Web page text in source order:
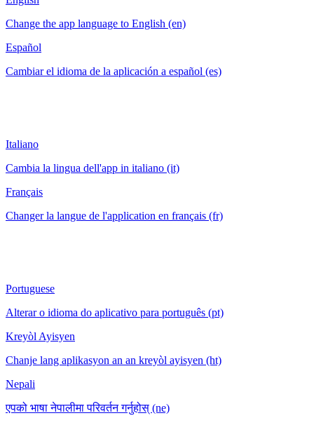
Change the app language to English (en)
Español
Cambiar el idioma de la aplicación a español (es)
Italiano
Cambia la lingua dell'app in italiano (it)
Français
Changer la langue de l'application en français (fr)
Portuguese
Alterar o idioma do aplicativo para português (pt)
Kreyòl Ayisyen
Chanje lang aplikasyon an an kreyòl ayisyen (ht)
Nepali
एपको भाषा नेपालीमा परिवर्तन गर्नुहोस् (ne)